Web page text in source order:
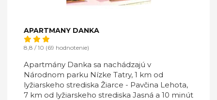
APARTMANY DANKA
8,8 / 10 (69 hodnotenie)
Apartmány Danka sa nachádzajú v
Národnom parku Nízke Tatry, 1 km od
lyžiarskeho strediska Žiarce - Pavčina Lehota,
7 km od lyžiarskeho strediska Jasná a 10 minút